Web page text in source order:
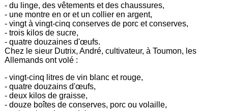
- du linge, des vêtements et des chaussures,
- une montre en or et un collier en argent,
- vingt à vingt-cinq conserves de porc et conserves,
- trois kilos de sucre,
- quatre douzaines d'œufs.
Chez le sieur Dutrix, André, cultivateur, à Toumon, les
Allemands ont volé :
- vingt-cinq litres de vin blanc et rouge,
- quatre douzains d'œufs,
- deux kilos de graisse,
- douze boîtes de conserves, porc ou volaille,